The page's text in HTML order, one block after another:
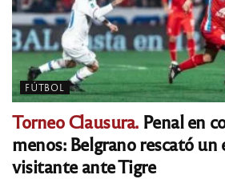
FÚTBOL
Torneo Clausura.Penal en
menos: Belgrano rescató un
visitante ante Tigre